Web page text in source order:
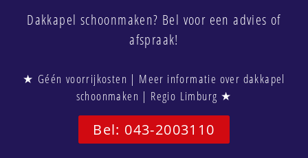
Dakkapel schoonmaken? Bel voor een advies of
afspraak!
★ Géén voorrijkosten | Meer informatie over dakkapel
schoonmaken | Regio Limburg ★
Bel: 043-2003110